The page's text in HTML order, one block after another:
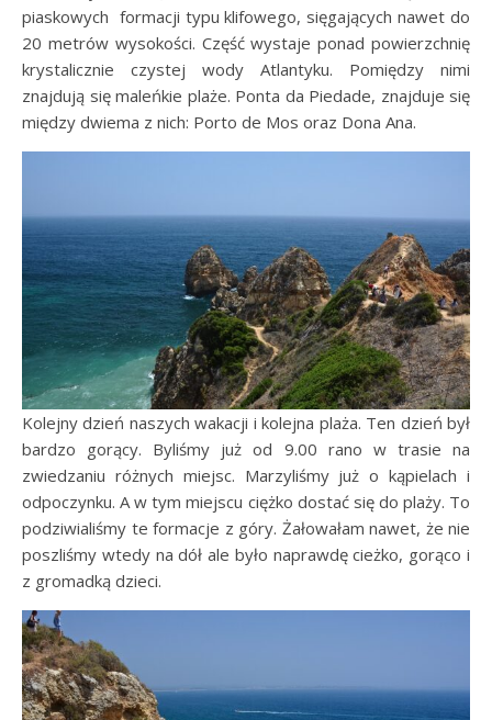
piaskowych formacji typu klifowego, sięgających nawet do
20 metrów wysokości. Część wystaje ponad powierzchnię
krystalicznie czystej wody Atlantyku. Pomiędzy nimi
znajdują się maleńkie plaże. Ponta da Piedade, znajduje się
między dwiema z nich: Porto de Mos oraz Dona Ana.
Kolejny dzień naszych wakacji i kolejna plaża. Ten dzień był
bardzo gorący. Byliśmy już od 9.00 rano w trasie na
zwiedzaniu różnych miejsc. Marzyliśmy już o kąpielach i
odpoczynku. A w tym miejscu ciężko dostać się do plaży. To
podziwialiśmy te formacje z góry. Żałowałam nawet, że nie
poszliśmy wtedy na dół ale było naprawdę cieżko, gorąco i
z gromadką dzieci.